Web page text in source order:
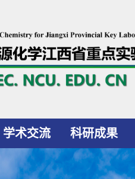
学术交流 科研成果